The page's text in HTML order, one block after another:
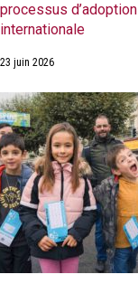
processus d’adoption
internationale
23 juin 2026